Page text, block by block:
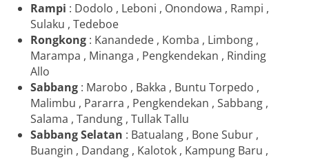
Rampi : Dodolo , Leboni , Onondowa , Rampi ,
Sulaku , Tedeboe
Rongkong : Kanandede , Komba , Limbong ,
Marampa , Minanga , Pengkendekan , Rinding
Allo
Sabbang : Marobo , Bakka , Buntu Torpedo ,
Malimbu , Pararra , Pengkendekan , Sabbang ,
Salama , Tandung , Tullak Tallu
Sabbang Selatan : Batualang , Bone Subur ,
Buangin , Dandang , Kalotok , Kampung Baru ,